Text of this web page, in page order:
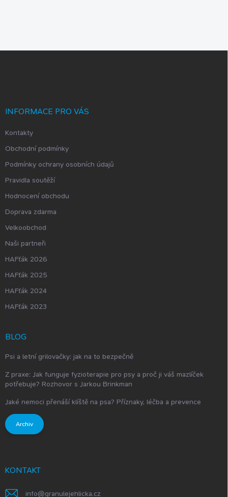
INFORMACE PRO VÁS
Kontakty
Obchodní podmínky
Podmínky ochrany osobních údajů
Pravidla soutěží
Hodnocení obchodu
Doprava zdarma
Velkoobchod
Naši partneři
HAFťák 2026
HAFťák 2025
HAFťák 2024
HAFťák 2023
BLOG
Psi a letní grilovačky: jak na to bezpečně
Z praxe: Jak funguje fyzioterapie pro psy a proč ji váš mazlíček
potřebuje? Rozhovor s Jarkou Brinkman
Jaké nemoci přenáší klíště na psa? Příznaky, léčba a prevence
Archiv
KONTAKT
info@granulejehlicka.cz